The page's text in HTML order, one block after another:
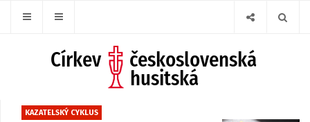
KAZATELSKÝ CYKLUS